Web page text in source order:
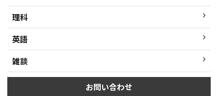
理科
英語
雑談
お問い合わせ